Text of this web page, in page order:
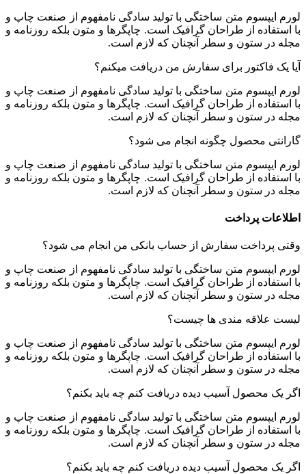
لورم ایپسوم متن ساختگی با تولید سادگی نامفهوم از صنعت چاپ و
با استفاده از طراحان گرافیک است. چاپگرها و متون بلکه روزنامه و
مجله در ستون و سطر آنچنان که لازم است.
آیا یک فاکتور برای سفارش من دریافت میکنم؟
لورم ایپسوم متن ساختگی با تولید سادگی نامفهوم از صنعت چاپ و
با استفاده از طراحان گرافیک است. چاپگرها و متون بلکه روزنامه و
مجله در ستون و سطر آنچنان که لازم است.
گارانتی محصول چگونه انجام می شود؟
لورم ایپسوم متن ساختگی با تولید سادگی نامفهوم از صنعت چاپ و
با استفاده از طراحان گرافیک است. چاپگرها و متون بلکه روزنامه و
مجله در ستون و سطر آنچنان که لازم است.
اطلاعات پرداخت
وقتی پرداخت سفارش از حساب بانکی من انجام می شود؟
لورم ایپسوم متن ساختگی با تولید سادگی نامفهوم از صنعت چاپ و
با استفاده از طراحان گرافیک است. چاپگرها و متون بلکه روزنامه و
مجله در ستون و سطر آنچنان که لازم است.
لیست علاقه مندی ها چیست؟
لورم ایپسوم متن ساختگی با تولید سادگی نامفهوم از صنعت چاپ و
با استفاده از طراحان گرافیک است. چاپگرها و متون بلکه روزنامه و
مجله در ستون و سطر آنچنان که لازم است.
اگر یک محصول آسیب دیده دریافت کنم چه باید بکنم؟
لورم ایپسوم متن ساختگی با تولید سادگی نامفهوم از صنعت چاپ و
با استفاده از طراحان گرافیک است. چاپگرها و متون بلکه روزنامه و
مجله در ستون و سطر آنچنان که لازم است.
اگر یک محصول آسیب دیده دریافت کنم چه باید بکنم؟